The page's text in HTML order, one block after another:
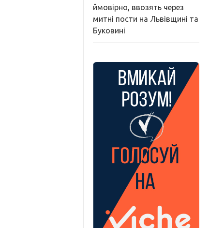
ймовірно, ввозять через
митні пости на Львівщині та
Буковині